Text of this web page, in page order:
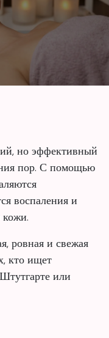
но эффективный
пор. С помощью
воспаления и
кожи.
ровная и свежая
кто ищет
или